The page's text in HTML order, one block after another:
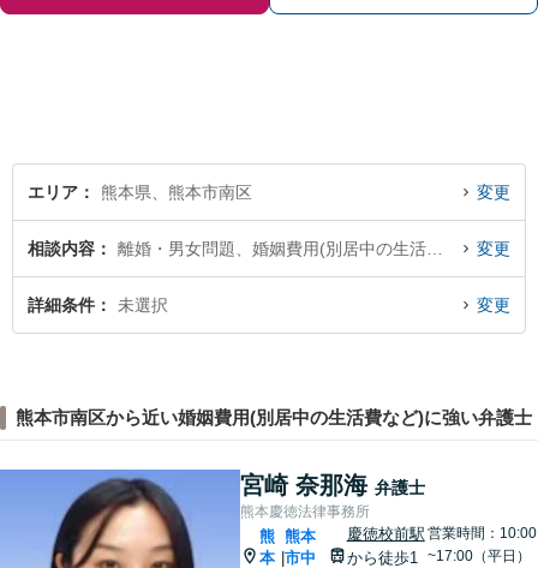
エリア 熊本県、熊本市南区 変更
相談内容 変更
詳細条件 未選択 変更
熊本市南区から近い婚姻費用(別居中の生活費など)に強い弁護士
宮崎 奈那海 弁護士
熊本慶徳法律事務所
熊
本
熊本
市中
慶徳校前駅
から徒歩1
営業時間：10:00
~17:00（平日）